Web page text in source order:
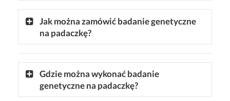
Jak można zamówić badanie genetyczne
na padaczkę?
Gdzie można wykonać badanie
genetyczne na padaczkę?